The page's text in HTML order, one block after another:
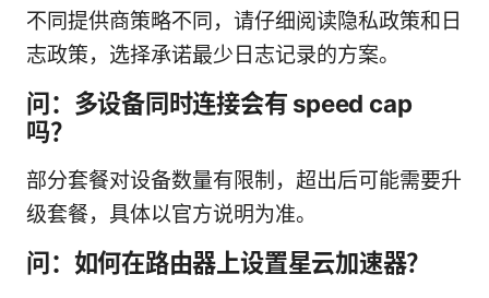
不同提供商策略不同，请仔细阅读隐私政策和日
志政策，选择承诺最少日志记录的方案。
问：多设备同时连接会有 speed cap
吗？
部分套餐对设备数量有限制，超出后可能需要升
级套餐，具体以官方说明为准。
问：如何在路由器上设置星云加速器？